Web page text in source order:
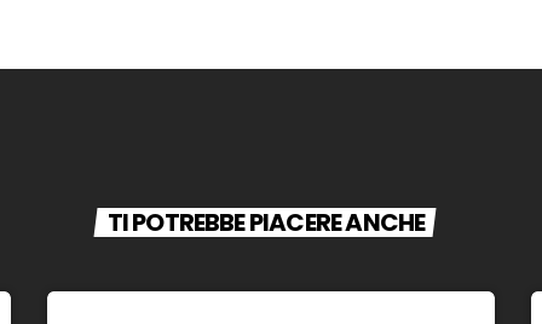
TI POTREBBE PIACERE ANCHE